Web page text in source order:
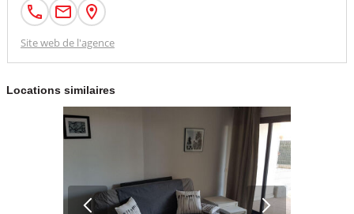
Site web de l'agence
Locations similaires